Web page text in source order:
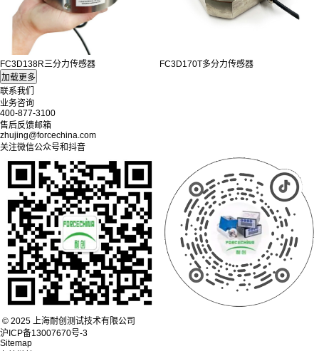
FC3D138R三分力传感器 FC3D170T多分力传感器
联系我们
业务咨询
400-877-3100
售后反馈邮箱
zhujing@forcechina.com
关注微信公众号和抖音
© 2025 上海耐创测试技术有限公司
沪ICP备13007670号-3
Sitemap